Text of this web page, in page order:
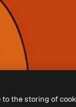
to the storing of